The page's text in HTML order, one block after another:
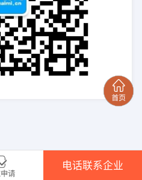
请
电话联系企业